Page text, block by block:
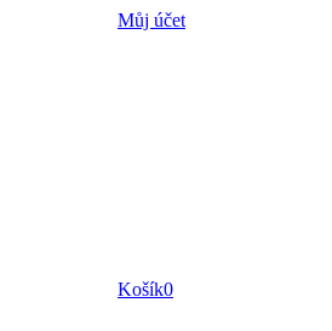
Můj účet
Košík0